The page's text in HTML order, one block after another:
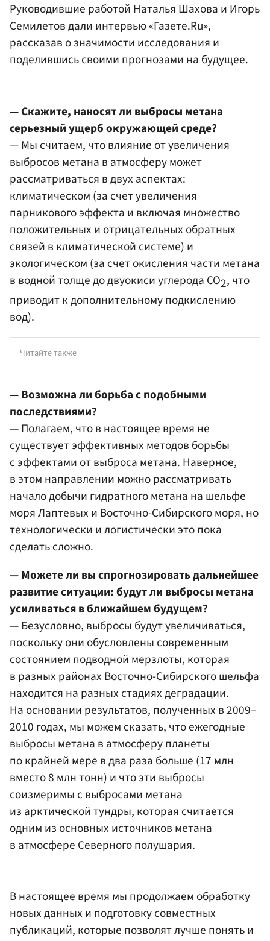
Руководившие работой Наталья Шахова и Игорь
Семилетов дали интервью «Газете.Ru»,
рассказав о значимости исследования и
поделившись своими прогнозами на будущее.
— Скажите, наносят ли выбросы метана
серьезный ущерб окружающей среде?
— Мы считаем, что влияние от увеличения
выбросов метана в атмосферу может
рассматриваться в двух аспектах:
климатическом (за счет увеличения
парникового эффекта и включая множество
положительных и отрицательных обратных
связей в климатической системе) и
экологическом (за счет окисления части метана
в водной толще до двуокиси углерода СО2, что
приводит к дополнительному подкислению
вод).
Читайте также
— Возможна ли борьба с подобными
последствиями?
— Полагаем, что в настоящее время не
существует эффективных методов борьбы
с эффектами от выброса метана. Наверное,
в этом направлении можно рассматривать
начало добычи гидратного метана на шельфе
моря Лаптевых и Восточно-Сибирского моря, но
технологически и логистически это пока
сделать сложно.
— Можете ли вы спрогнозировать дальнейшее
развитие ситуации: будут ли выбросы метана
усиливаться в ближайшем будущем?
— Безусловно, выбросы будут увеличиваться,
поскольку они обусловлены современным
состоянием подводной мерзлоты, которая
в разных районах Восточно-Сибирского шельфа
находится на разных стадиях деградации.
На основании результатов, полученных в 2009–
2010 годах, мы можем сказать, что ежегодные
выбросы метана в атмосферу планеты
по крайней мере в два раза больше (17 млн
вместо 8 млн тонн) и что эти выбросы
соизмеримы с выбросами метана
из арктической тундры, которая считается
одним из основных источников метана
в атмосфере Северного полушария.
В настоящее время мы продолжаем обработку
новых данных и подготовку совместных
публикаций, которые позволят лучше понять и